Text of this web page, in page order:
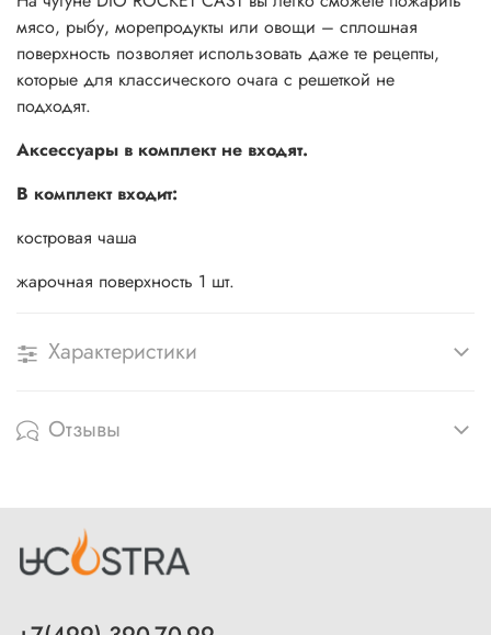
мясо, рыбу, морепродукты или овощи – сплошная
поверхность позволяет использовать даже те рецепты,
которые для классического очага с решеткой не
подходят.
Аксессуары в комплект не входят.
В комплект входит:
костровая чаша
жарочная поверхность 1 шт.
Характеристики
Отзывы